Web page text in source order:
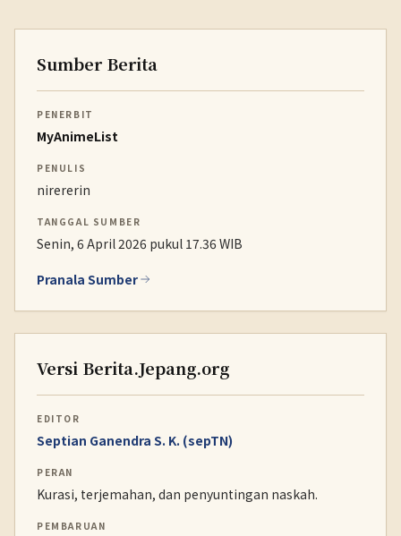
Sumber Berita
PENERBIT
MyAnimeList
PENULIS
nirererin
TANGGAL SUMBER
Senin, 6 April 2026 pukul 17.36 WIB
Pranala Sumber
Versi Berita.Jepang.org
EDITOR
Septian Ganendra S. K. (sepTN)
PERAN
Kurasi, terjemahan, dan penyuntingan naskah.
PEMBARUAN